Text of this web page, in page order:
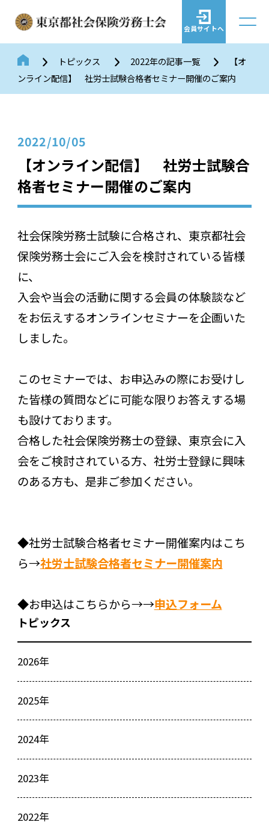
会員サイトへ
トピックス 2022年の記事一覧
【オ
ンライン配信】 社労士試験合格者セミナー開催のご案内
トピックス
2026年
2025年
2024年
2023年
2022年
2022/10/05
【オンライン配信】 社労士試験合
格者セミナー開催のご案内
社会保険労務士試験に合格され、東京都社会
保険労務士会にご入会を検討されている皆様
に、
入会や当会の活動に関する会員の体験談など
をお伝えするオンラインセミナーを企画いた
しました。
このセミナーでは、お申込みの際にお受けし
た皆様の質問などに可能な限りお答えする場
も設けております。
合格した社会保険労務士の登録、東京会に入
会をご検討されている方、社労士登録に興味
のある方も、是非ご参加ください。
◆社労士試験合格者セミナー開催案内はこち
ら→社労士試験合格者セミナー開催案内
◆お申込はこちらから→→申込フォーム